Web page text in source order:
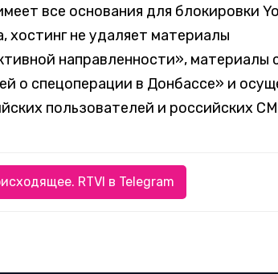
все основания для блокировки
хостинг не удаляет материалы
направленности», материалы
о спецоперации в Донбассе» и
пользователей и российских
RTVI в Telegram